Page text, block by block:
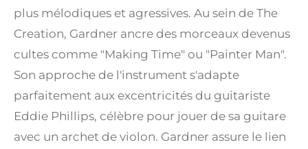
plus mélodiques et agressives. Au sein de The
Creation, Gardner ancre des morceaux devenus
cultes comme "Making Time" ou "Painter Man".
Son approche de l'instrument s'adapte
parfaitement aux excentricités du guitariste
Eddie Phillips, célèbre pour jouer de sa guitare
avec un archet de violon. Gardner assure le lien